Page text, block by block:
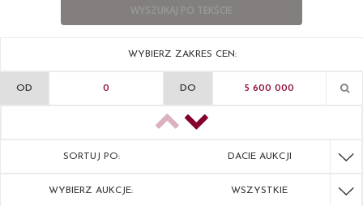
WYBIERZ ZAKRES CEN:
OD DO
SORTUJ PO: DACIE AUKCJI
WYBIERZ AUKCJE: WSZYSTKIE